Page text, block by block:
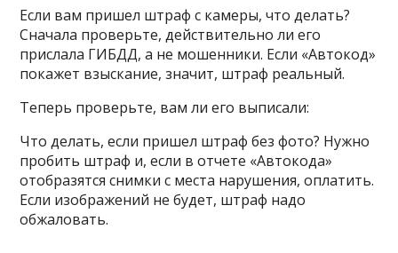
Если вам пришел штраф с камеры, что делать?
Сначала проверьте, действительно ли его
прислала ГИБДД, а не мошенники. Если «Автокод»
покажет взыскание, значит, штраф реальный.
Теперь проверьте, вам ли его выписали:
Что делать, если пришел штраф без фото? Нужно
пробить штраф и, если в отчете «Автокода»
отобразятся снимки с места нарушения, оплатить.
Если изображений не будет, штраф надо
обжаловать.